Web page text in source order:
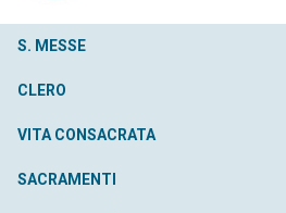
S. MESSE
CLERO
VITA CONSACRATA
SACRAMENTI